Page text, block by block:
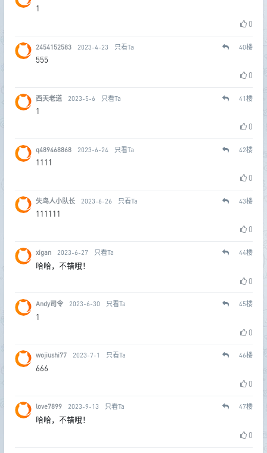
1
0
2454152583 2023-4-23 只看Ta 40楼
555
0
西天老道 2023-5-6 只看Ta 41楼
1
0
q489468868 2023-6-24 只看Ta 42楼
1111
0
失鸟人小队长 2023-6-26 只看Ta 43楼
111111
0
xigan 2023-6-27 只看Ta 44楼
哈哈，不错哦！
0
Andy司令 2023-6-30 只看Ta 45楼
1
0
wojiushi77 2023-7-1 只看Ta 46楼
666
0
love7899 2023-9-13 只看Ta 47楼
哈哈，不错哦！
0